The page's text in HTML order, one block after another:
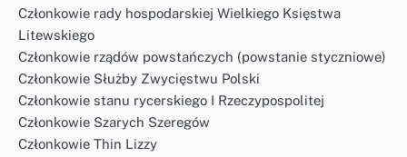
Członkowie rady hospodarskiej Wielkiego Księstwa
Litewskiego
Członkowie rządów powstańczych (powstanie styczniowe)
Członkowie Służby Zwycięstwu Polski
Członkowie stanu rycerskiego I Rzeczypospolitej
Członkowie Szarych Szeregów
Członkowie Thin Lizzy